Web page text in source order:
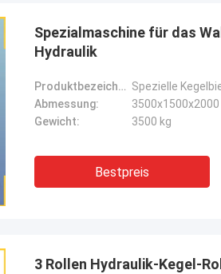
Spezialmaschine für das
Hydraulik
Produktbezeichnung: Spezielle
Abmessung:
Gewicht:
3500 kg
Bestpreis
3 Rollen Hydraulik-Kegel-